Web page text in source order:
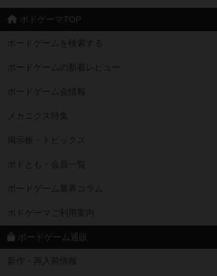
ボドゲーマTOP
ボードゲームを検索する
ボードゲームの新着レビュー
ボードゲーム会情報
メカニクス特集
掲示板・トピックス
ボドとも・会員一覧
ボードゲーム業界コラム
ボドゲーマご利用案内
ボードゲーム通販
新作・再入荷情報